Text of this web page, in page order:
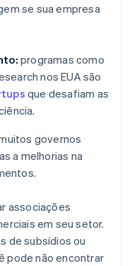
se sua empresa
programas como
nos EUA são
que desafiam as
governos
a melhorias na
associações
em seu setor.
de subsídios ou
pode não encontrar